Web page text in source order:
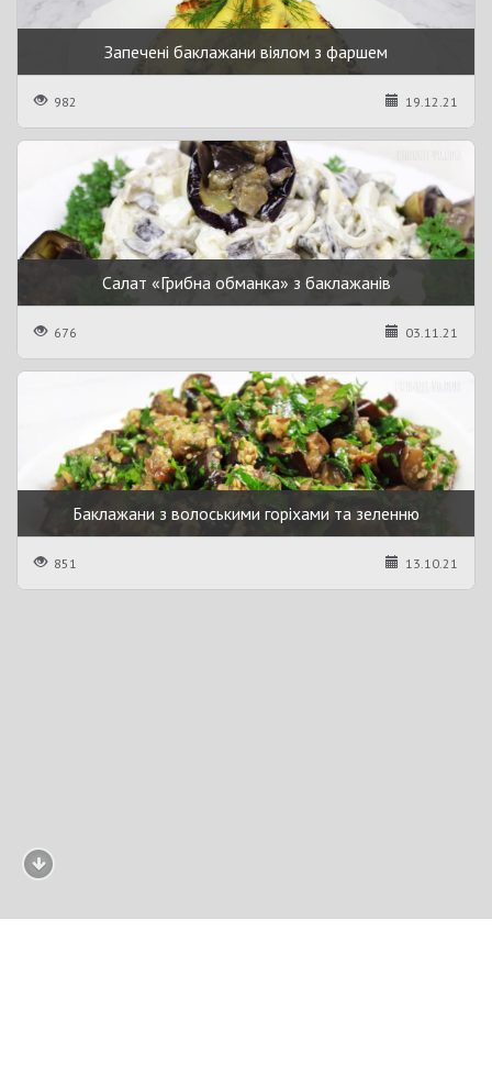
Запечені баклажани віялом з фаршем
982 19.12.21
Салат «Грибна обманка» з баклажанів
676 03.11.21
Баклажани з волоськими горіхами та зеленню
851 13.10.21